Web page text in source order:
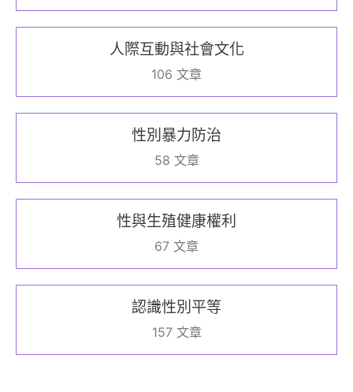
人際互動與社會文化
106 文章
性別暴力防治
58 文章
性與生殖健康權利
67 文章
認識性別平等
157 文章